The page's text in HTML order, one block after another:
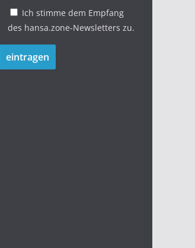
Ich stimme dem Empfang
des hansa.zone-Newsletters zu.